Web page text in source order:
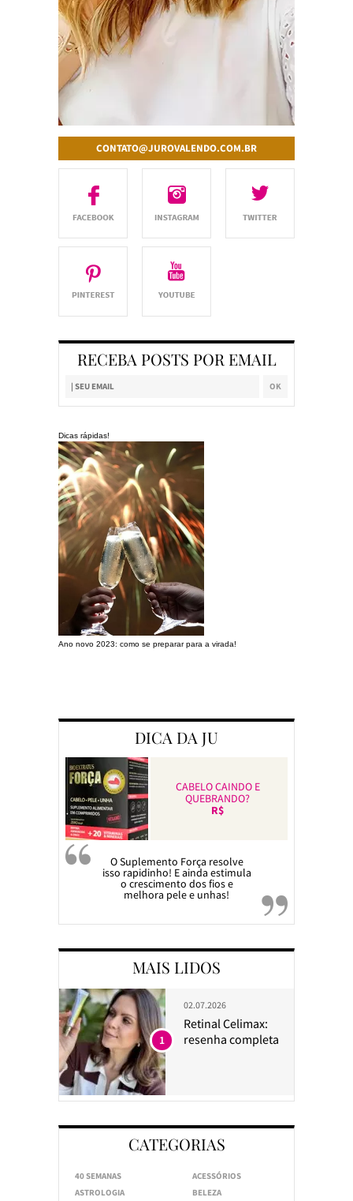
CONTATO@JUROVALENDO.COM.BR
RECEBA POSTS POR EMAIL
Dicas rápidas!
Ano novo 2023: como se preparar para a virada!
DICA DA JU
CABELO CAINDO E
QUEBRANDO?
R$
O Suplemento Força resolve
isso rapidinho! E ainda estimula
o crescimento dos fios e
melhora pele e unhas!
MAIS LIDOS
02.07.2026
Retinal Celimax:
resenha completa
1
CATEGORIAS
40 SEMANAS
ACESSÓRIOS
ASTROLOGIA
BELEZA